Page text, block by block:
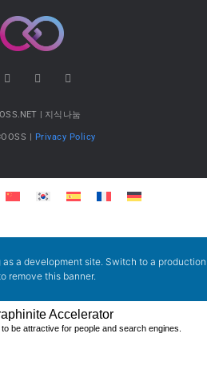
| 지식나눔
| Privacy Policy
as a development site. Switch to a production
remove this banner.
Accelerator
be attractive for people and search engines.